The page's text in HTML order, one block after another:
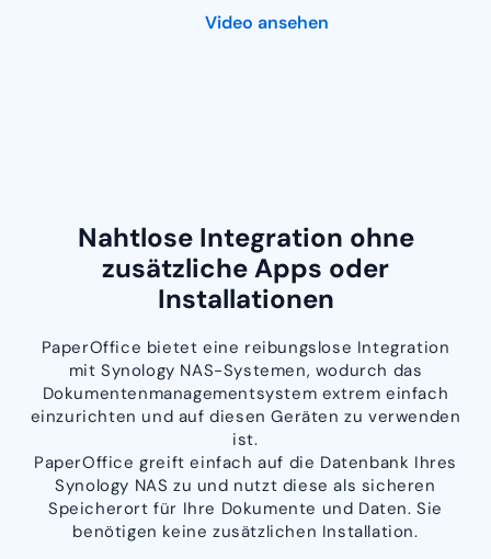
Video ansehen
Nahtlose Integration ohne
zusätzliche Apps oder
Installationen
PaperOffice bietet eine reibungslose Integration
mit Synology NAS-Systemen, wodurch das
Dokumentenmanagementsystem extrem einfach
einzurichten und auf diesen Geräten zu verwenden
ist.
PaperOffice greift einfach auf die Datenbank Ihres
Synology NAS zu und nutzt diese als sicheren
Speicherort für Ihre Dokumente und Daten. Sie
benötigen keine zusätzlichen Installation.